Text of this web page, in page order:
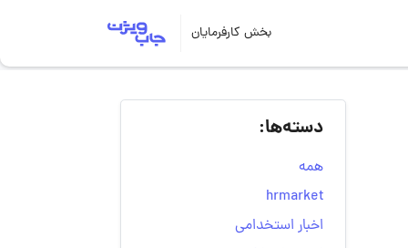
بخش کارفرمایان
دسته‌ها:
همه
hrmarket
اخبار استخدامی